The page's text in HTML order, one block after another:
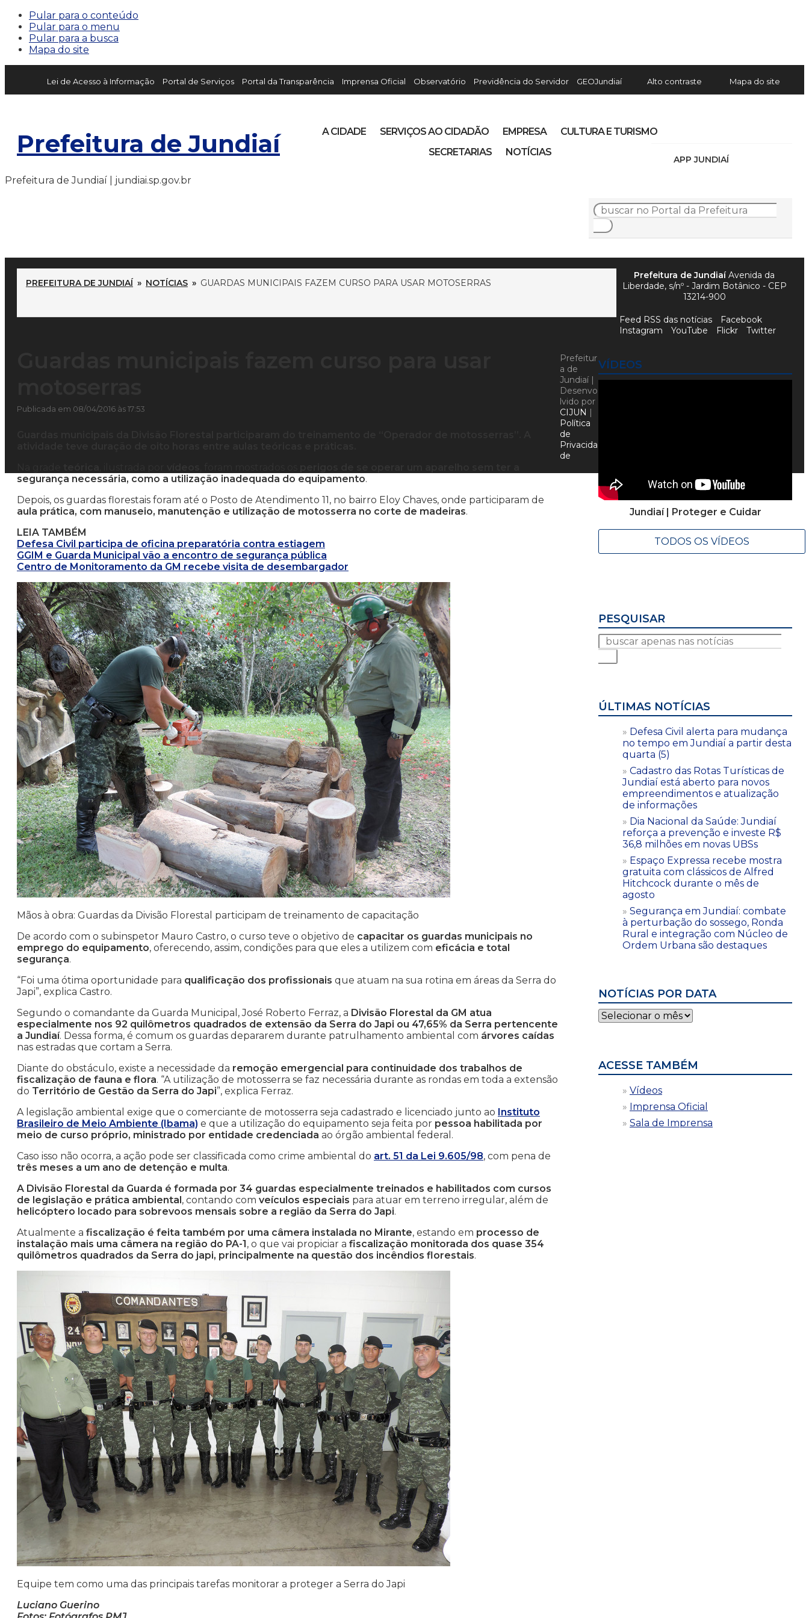
Pular para o conteúdo
Pular para o menu
Pular para a busca
Mapa do site
Lei de Acesso à Informação Portal de Serviços Portal da Transparência Imprensa Oficial Observatório Previdência do Servidor GEOJundiaí Alto contraste Mapa do site
Prefeitura de Jundiaí
APP JUNDIAÍ
A CIDADE SERVIÇOS AO CIDADÃO EMPRESA
CULTURA E TURISMO
SECRETARIAS
NOTÍCIAS
Prefeitura de Jundiaí | jundiai.sp.gov.br
PREFEITURA DE JUNDIAÍ » NOTÍCIAS » GUARDAS MUNICIPAIS FAZEM CURSO PARA USAR MOTOSERRAS
Publicada em 08/04/2016 às 17:53
segurança necessária, como a utilização inadequada do equipamento.
Depois, os guardas florestais foram até o Posto de Atendimento 11, no bairro Eloy Chaves, onde participaram de
aula prática, com manuseio, manutenção e utilização de motosserra no corte de madeiras.
LEIA TAMBÉM
Defesa Civil participa de oficina preparatória contra estiagem
GGIM e Guarda Municipal vão a encontro de segurança pública
Centro de Monitoramento da GM recebe visita de desembargador
Mãos à obra: Guardas da Divisão Florestal participam de treinamento de capacitação
De acordo com o subinspetor Mauro Castro, o curso teve o objetivo de capacitar os guardas municipais no
emprego do equipamento, oferecendo, assim, condições para que eles a utilizem com eficácia e total
segurança.
“Foi uma ótima oportunidade para qualificação dos profissionais que atuam na sua rotina em áreas da Serra do
Japi”, explica Castro.
Segundo o comandante da Guarda Municipal, José Roberto Ferraz, a Divisão Florestal da GM atua
especialmente nos 92 quilômetros quadrados de extensão da Serra do Japi ou 47,65% da Serra pertencente
a Jundiaí. Dessa forma, é comum os guardas depararem durante patrulhamento ambiental com árvores caídas
nas estradas que cortam a Serra.
Diante do obstáculo, existe a necessidade da remoção emergencial para continuidade dos trabalhos de
fiscalização de fauna e flora. “A utilização de motosserra se faz necessária durante as rondas em toda a extensão
do Território de Gestão da Serra do Japi”, explica Ferraz.
A legislação ambiental exige que o comerciante de motosserra seja cadastrado e licenciado junto ao Instituto
Brasileiro de Meio Ambiente (Ibama) e que a utilização do equipamento seja feita por pessoa habilitada por
meio de curso próprio, ministrado por entidade credenciada ao órgão ambiental federal.
Caso isso não ocorra, a ação pode ser classificada como crime ambiental do art. 51 da Lei 9.605/98, com pena de
três meses a um ano de detenção e multa.
A Divisão Florestal da Guarda é formada por 34 guardas especialmente treinados e habilitados com cursos
de legislação e prática ambiental, contando com veículos especiais para atuar em terreno irregular, além de
helicóptero locado para sobrevoos mensais sobre a região da Serra do Japi.
Atualmente a fiscalização é feita também por uma câmera instalada no Mirante, estando em processo de
instalação mais uma câmera na região do PA-1, o que vai propiciar a fiscalização monitorada dos quase 354
quilômetros quadrados da Serra do japi, principalmente na questão dos incêndios florestais.
Equipe tem como uma das principais tarefas monitorar a proteger a Serra do Japi
Luciano Guerino
VÍDEOS
Jundiaí | Proteger e Cuidar
TODOS OS VÍDEOS
PESQUISAR
ÚLTIMAS NOTÍCIAS
Defesa Civil alerta para mudança
no tempo em Jundiaí a partir desta
quarta (5)
Cadastro das Rotas Turísticas de
Jundiaí está aberto para novos
empreendimentos e atualização
de informações
Dia Nacional da Saúde: Jundiaí
reforça a prevenção e investe R$
36,8 milhões em novas UBSs
Espaço Expressa recebe mostra
gratuita com clássicos de Alfred
Hitchcock durante o mês de
agosto
Segurança em Jundiaí: combate
à perturbação do sossego, Ronda
Rural e integração com Núcleo de
Ordem Urbana são destaques
NOTÍCIAS POR DATA
Notícias
por
ACESSE TAMBÉM
Vídeos
Imprensa Oficial
Sala de Imprensa
Prefeitura de JundiaíAvenida da
Liberdade, s/nº - Jardim Botânico - CEP
13214-900
Feed RSS das notícias
Facebook
Instagram
YouTube Flickr Twitter
Prefeitur
a de
Jundiaí |
Desenvo
lvido por
CIJUN |
Política
de
Privacida
de